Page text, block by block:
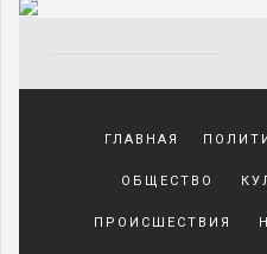
ГЛАВНАЯ
ОБЩЕСТВО
ПРОИСШЕСТВИЯ